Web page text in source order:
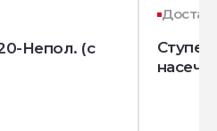
Непол. (с